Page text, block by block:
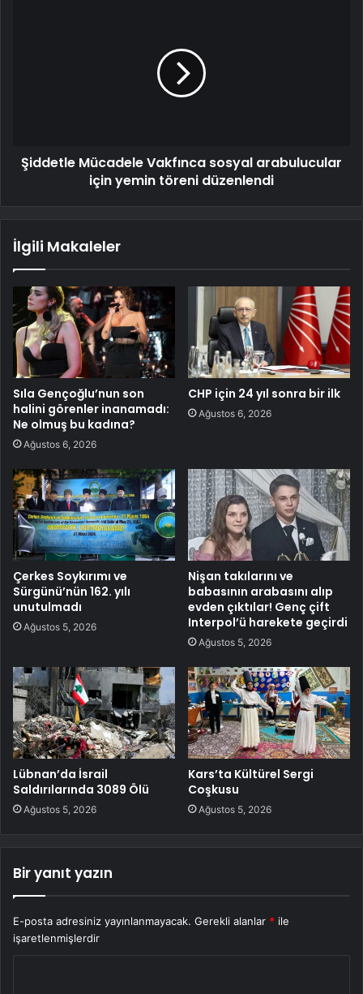
Şiddetle Mücadele Vakfınca sosyal arabulucular
için yemin töreni düzenlendi
İlgili Makaleler
Sıla Gençoğlu’nun son
halini görenler inanamadı:
Ne olmuş bu kadına?
Ağustos 6, 2026
CHP için 24 yıl sonra bir ilk
Ağustos 6, 2026
Çerkes Soykırımı ve
Sürgünü’nün 162. yılı
unutulmadı
Ağustos 5, 2026
Nişan takılarını ve
babasının arabasını alıp
evden çıktılar! Genç çift
Interpol’ü harekete geçirdi
Ağustos 5, 2026
Lübnan’da İsrail
Saldırılarında 3089 Ölü
Ağustos 5, 2026
Kars’ta Kültürel Sergi
Coşkusu
Ağustos 5, 2026
Bir yanıt yazın
E-posta adresiniz yayınlanmayacak. Gerekli alanlar * ile
işaretlenmişlerdir